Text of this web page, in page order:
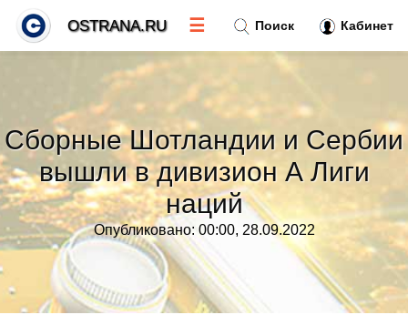
Сборные Шотландии и Сербии
вышли в дивизион А Лиги
наций
Опубликовано: 00:00, 28.09.2022
Поиск Кабинет
OSTRANA.RU ☰
Тренды новостей »
Рубрики»
Правила
Контакт»